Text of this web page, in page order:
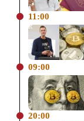
11:00
09:00
20:00